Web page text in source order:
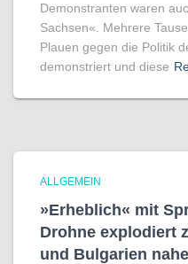
Demonstranten waren
Sachsen«. Mehrere
Plauen gegen die Politik
demonstriert und diese
ALLGEMEIN
»Erheblich« mit
Drohne explodiert
und Bulgarien